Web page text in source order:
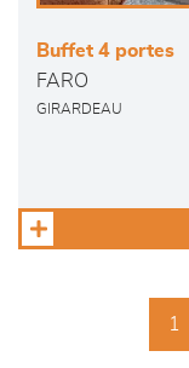
Buffet 4 portes
FARO
GIRARDEAU
1